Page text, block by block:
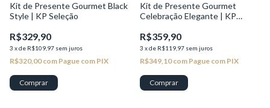
Kit de Presente Gourmet Black
Style | KP Seleção
R$329,90
3 xde R$109,97 sem juros
R$320,00com Pague com PIX
Kit de Presente Gourmet
Celebração Elegante | KP
R$359,90
3 xde R$119,97 sem juros
R$349,10com Pague com PIX
Comprar